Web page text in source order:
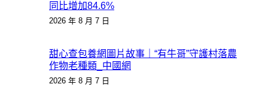
同比增加84.6%
2026 年 8 月 7 日
甜心查包養網圖片故事｜“有牛哥”守護村落農
作物老種類_中國網
2026 年 8 月 7 日